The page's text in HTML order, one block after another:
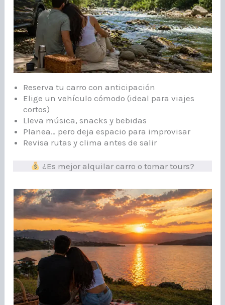
Reserva tu carro con anticipación
Elige un vehículo cómodo (ideal para viajes
cortos)
Lleva música, snacks y bebidas
Planea… pero deja espacio para improvisar
Revisa rutas y clima antes de salir
¿Es mejor alquilar carro o tomar tours?